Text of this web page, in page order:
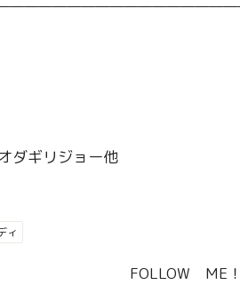
ダギリジョー他
ィ
FOLLOW ME！